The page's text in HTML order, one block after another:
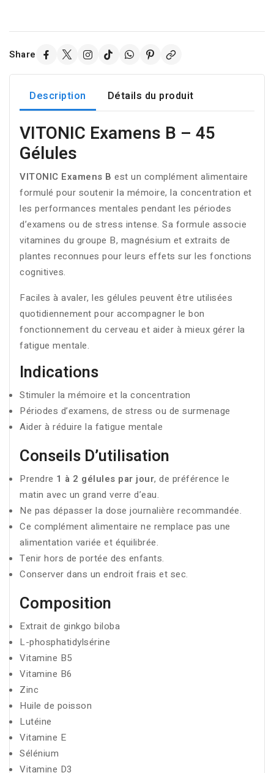
Share
Description Détails du produit
VITONIC Examens B – 45
Gélules
VITONIC Examens B est un complément alimentaire
formulé pour soutenir la mémoire, la concentration et
les performances mentales pendant les périodes
d’examens ou de stress intense. Sa formule associe
vitamines du groupe B, magnésium et extraits de
plantes reconnues pour leurs effets sur les fonctions
cognitives.
Faciles à avaler, les gélules peuvent être utilisées
quotidiennement pour accompagner le bon
fonctionnement du cerveau et aider à mieux gérer la
fatigue mentale.
Indications
Stimuler la mémoire et la concentration
Périodes d’examens, de stress ou de surmenage
Aider à réduire la fatigue mentale
Conseils D’utilisation
Prendre 1 à 2 gélules par jour, de préférence le
matin avec un grand verre d’eau.
Ne pas dépasser la dose journalière recommandée.
Ce complément alimentaire ne remplace pas une
alimentation variée et équilibrée.
Tenir hors de portée des enfants.
Conserver dans un endroit frais et sec.
Composition
Extrait de ginkgo biloba
L-phosphatidylsérine
Vitamine B5
Vitamine B6
Zinc
Huile de poisson
Lutéine
Vitamine E
Sélénium
Vitamine D3